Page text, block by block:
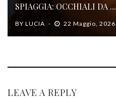
SPIAGGIA: OCCHIALI DA ...
BY LUCIA 22 Maggio, 2026
LEAVE A REPLY